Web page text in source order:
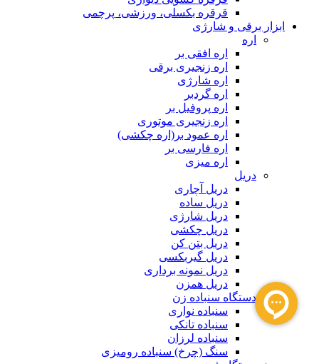
قرقره بکسلی، ورزشی، پرچمی
ابزار برقی و شارژی
اره
اره افقی بر
اره زنجیری برقی
اره شارژی
اره گردبر
اره پروفیل بر
اره زنجیری موتوری
اره عمود بر(اره چکشی)
اره فارسی بر
اره میزی
دریل
دریل آچاری
دریل ساده
دریل شارژی
دریل چکشی
دریل بتن کن
دریل گیربکسی
دریل نمونه برداری
دریل همزن
دستگاه سنباده زن
سنباده نواری
سنباده تانکی
سنباده لرزان
سنگ (چرخ) سنباده رومیزی